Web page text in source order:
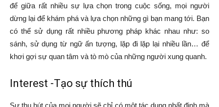
để giữa rất nhiều sự lựa chọn trong cuộc sống, mọi người
dừng lại để khám phá và lựa chọn những gì bạn mang tới. Bạn
có thể sử dụng rất nhiều phương pháp khác nhau như: so
sánh, sử dụng từ ngữ ấn tượng, lặp đi lặp lại nhiều lần… để
khơi gợi sự quan tâm và tò mò của những người xung quanh.
Interest -Tạo sự thích thú
Sự thu hút của mọi người sẽ chỉ có một tác dụng nhất định mà